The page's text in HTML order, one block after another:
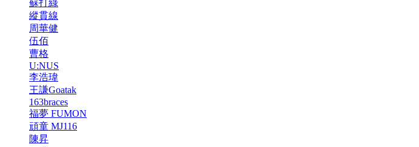
蘇打綠
縱貫線
周華健
伍佰
曹格
U:NUS
李浩瑋
王謙Goatak
163braces
福夢 FUMON
頑童 MJ116
陳昇